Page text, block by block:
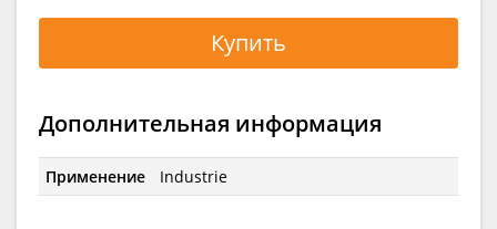
Купить
Дополнительная информация
Применение Industrie